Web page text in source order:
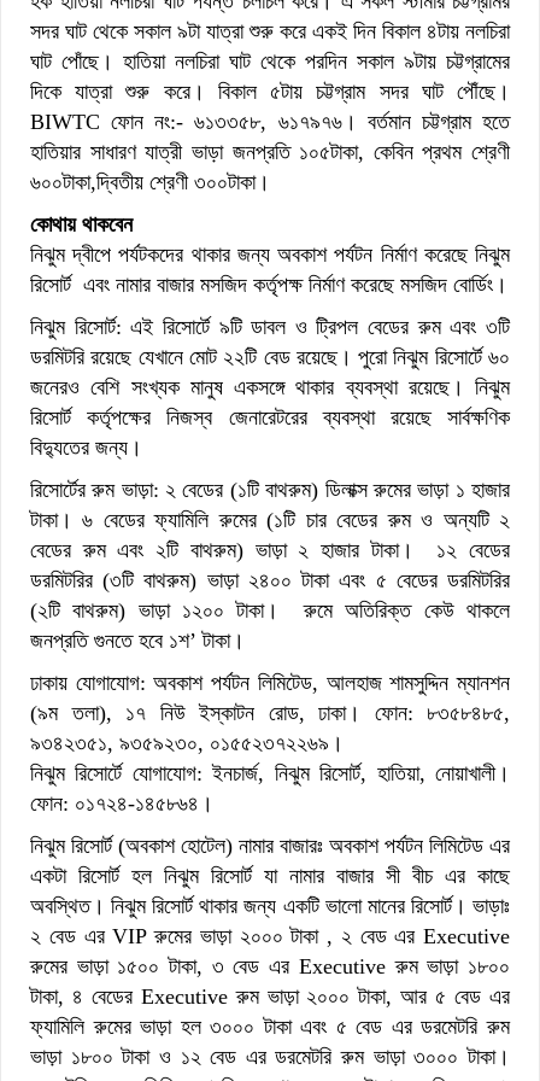
সদর ঘাট থেকে সকাল ৯টা যাত্রা শুরু করে একই দিন বিকাল ৪টায় নলচিরা
ঘাট পোঁছে। হাতিয়া নলচিরা ঘাট থেকে পরদিন সকাল ৯টায় চট্টগ্রামের
দিকে যাত্রা শুরু করে। বিকাল ৫টায় চট্টগ্রাম সদর ঘাট পৌঁছে।
BIWTC ফোন নং:- ৬১৩৩৫৮, ৬১৭৯৭৬। বর্তমান চট্টগ্রাম হতে
হাতিয়ার সাধারণ যাত্রী ভাড়া জনপ্রতি ১০৫টাকা, কেবিন প্রথম শ্রেণী
৬০০টাকা,দ্বিতীয় শ্রেণী ৩০০টাকা।
কোথায় থাকবেন
নিঝুম দ্বীপে পর্যটকদের থাকার জন্য অবকাশ পর্যটন নির্মাণ করেছে নিঝুম
রিসোর্ট এবং নামার বাজার মসজিদ কর্তৃপক্ষ নির্মাণ করেছে মসজিদ বোর্ডিং।
নিঝুম রিসোর্ট: এই রিসোর্টে ৯টি ডাবল ও ট্রিপল বেডের রুম এবং ৩টি
ডরমিটরি রয়েছে যেখানে মোট ২২টি বেড রয়েছে। পুরো নিঝুম রিসোর্টে ৬০
জনেরও বেশি সংখ্যক মানুষ একসঙ্গে থাকার ব্যবস্থা রয়েছে। নিঝুম
রিসোর্ট কর্তৃপক্ষের নিজস্ব জেনারেটরের ব্যবস্থা রয়েছে সার্বক্ষণিক
বিদ্যুতের জন্য।
রিসোর্টের রুম ভাড়া: ২ বেডের (১টি বাথরুম) ডিলাক্স রুমের ভাড়া ১ হাজার
টাকা। ৬ বেডের ফ্যামিলি রুমের (১টি চার বেডের রুম ও অন্যটি ২
বেডের রুম এবং ২টি বাথরুম) ভাড়া ২ হাজার টাকা। ১২ বেডের
ডরমিটরির (৩টি বাথরুম) ভাড়া ২৪০০ টাকা এবং ৫ বেডের ডরমিটরির
(২টি বাথরুম) ভাড়া ১২০০ টাকা। রুমে অতিরিক্ত কেউ থাকলে
জনপ্রতি গুনতে হবে ১শ’ টাকা।
ঢাকায় যোগাযোগ: অবকাশ পর্যটন লিমিটেড, আলহাজ শামসুদ্দিন ম্যানশন
(৯ম তলা), ১৭ নিউ ইস্কাটন রোড, ঢাকা। ফোন: ৮৩৫৮৪৮৫,
৯৩৪২৩৫১, ৯৩৫৯২৩০, ০১৫৫২৩৭২২৬৯।
নিঝুম রিসোর্টে যোগাযোগ: ইনচার্জ, নিঝুম রিসোর্ট, হাতিয়া, নোয়াখালী।
ফোন: ০১৭২৪-১৪৫৮৬৪।
নিঝুম রিসোর্ট (অবকাশ হোটেল) নামার বাজারঃ অবকাশ পর্যটন লিমিটেড এর
একটা রিসোর্ট হল নিঝুম রিসোর্ট যা নামার বাজার সী বীচ এর কাছে
অবস্থিত। নিঝুম রিসোর্ট থাকার জন্য একটি ভালো মানের রিসোর্ট। ভাড়াঃ
২ বেড এর VIP রুমের ভাড়া ২০০০ টাকা , ২ বেড এর Executive
রুমের ভাড়া ১৫০০ টাকা, ৩ বেড এর Executive রুম ভাড়া ১৮০০
টাকা, ৪ বেডের Executive রুম ভাড়া ২০০০ টাকা, আর ৫ বেড এর
ফ্যামিলি রুমের ভাড়া হল ৩০০০ টাকা এবং ৫ বেড এর ডরমেটরি রুম
ভাড়া ১৮০০ টাকা ও ১২ বেড এর ডরমেটরি রুম ভাড়া ৩০০০ টাকা।